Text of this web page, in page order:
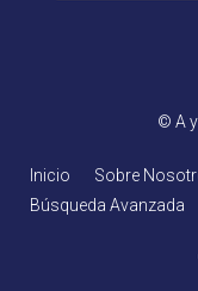
© A
Inicio Sobre
Búsqueda Avanzada